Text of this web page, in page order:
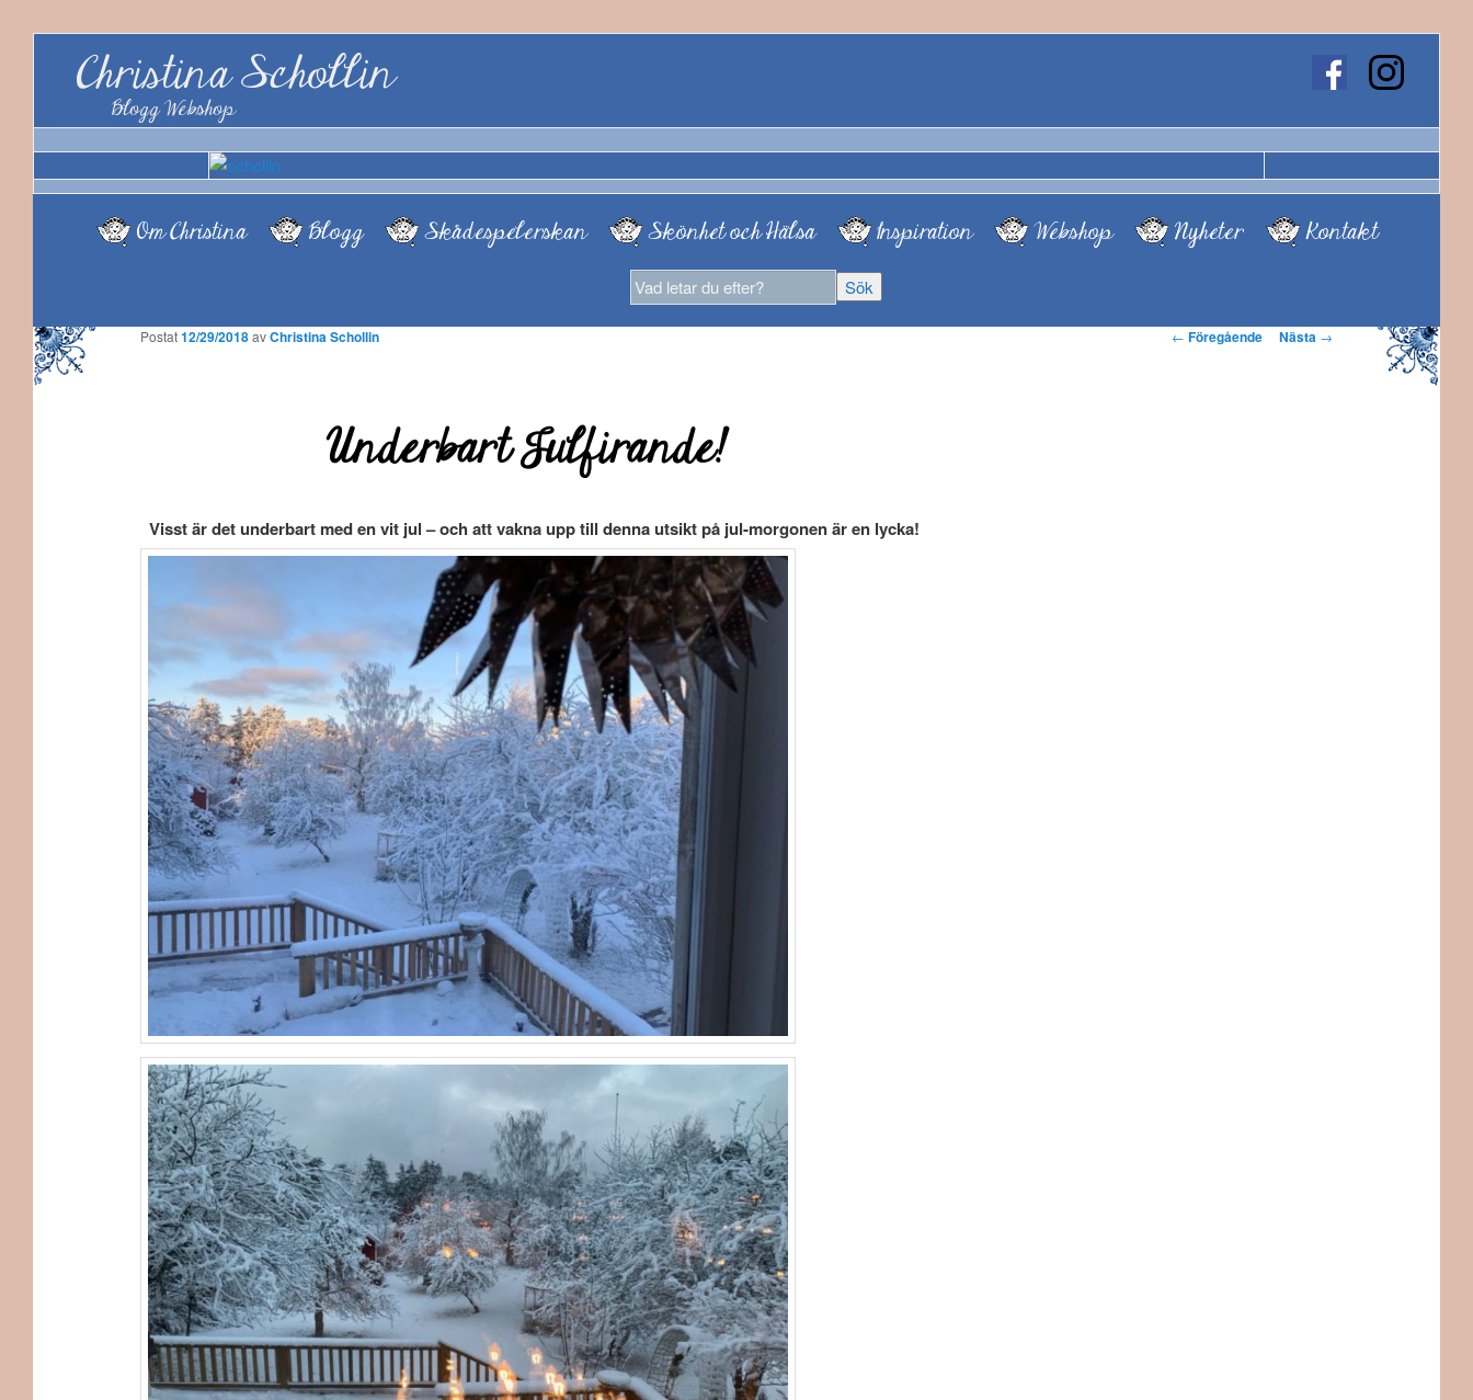
Christina Schollin
Blogg Webshop
Om Christina Blogg Skådespelerskan Skönhet och Hälsa Inspiration Webshop Nyheter Kontakt
Inläggsnavigering
← Föregående Nästa →
Underbart Julfirande!
Postat12/29/2018 avChristina Schollin
Visst är det underbart med en vit jul – och att vakna upp till denna utsikt på jul-morgonen är en lycka!